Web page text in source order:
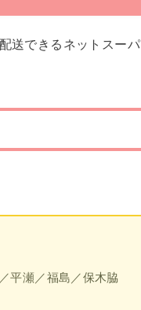
送できるネットスーパ
平瀬／福島／保木脇